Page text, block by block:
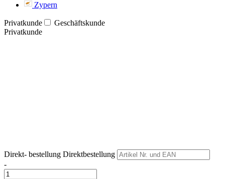
Zypern
Privatkunde
Geschäftskunde
Privatkunde
Direkt- bestellung Direktbestellung
-